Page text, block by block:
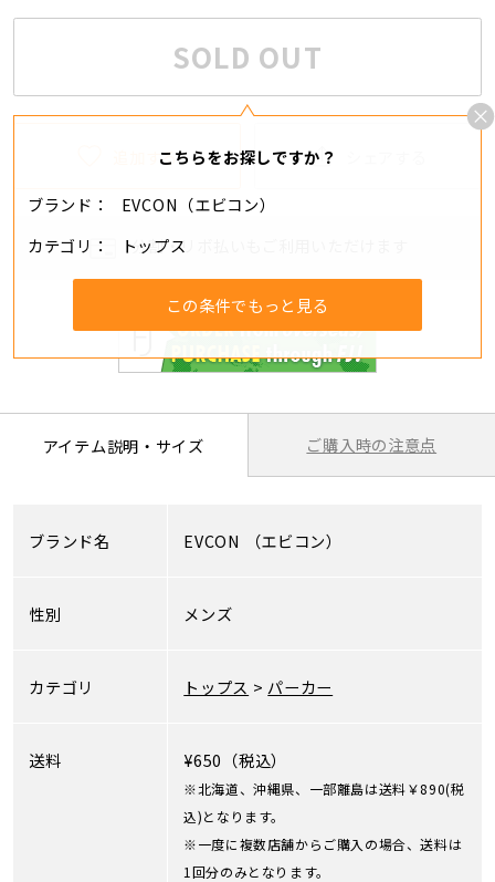
SOLD OUT
こちらをお探しですか？
ブランド
EVCON（エビコン）
カテゴリ
トップス
この条件でもっと見る
追加する
分割・リボ払いもご利用いただけます
アイテム説明・サイズ ご購入時の注意点
ブランド名 EVCON （エビコン）
性別 メンズ
カテゴリ トップス > パーカー
送料 ¥650（税込）
※北海道、沖縄県、一部離島は送料￥890(税
込)となります。
※一度に複数店舗からご購入の場合、送料は
1回分のみとなります。